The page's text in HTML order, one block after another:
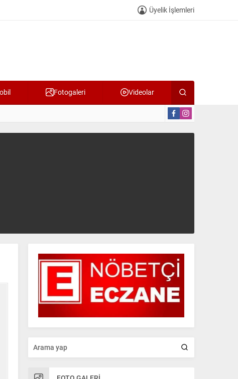
Üyelik İşlemleri
Fotogaleri Videolar